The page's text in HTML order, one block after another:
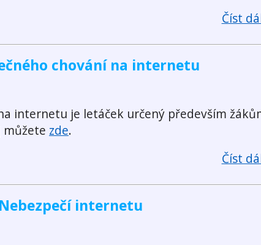
Číst
chování na internetu
internetu je letáček určený především
můžete zde.
Číst
internetu